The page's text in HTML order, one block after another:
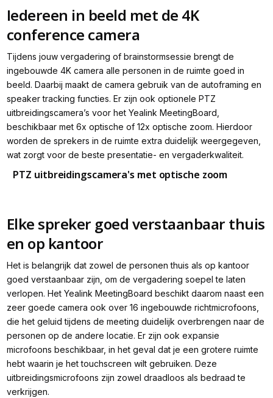
Iedereen in beeld met de 4K
conference camera
Tijdens jouw vergadering of brainstormsessie brengt de
ingebouwde 4K camera alle personen in de ruimte goed in
beeld. Daarbij maakt de camera gebruik van de autoframing en
speaker tracking functies. Er zijn ook optionele PTZ
uitbreidingscamera’s voor het Yealink MeetingBoard,
beschikbaar met 6x optische of 12x optische zoom. Hierdoor
worden de sprekers in de ruimte extra duidelijk weergegeven,
wat zorgt voor de beste presentatie- en vergaderkwaliteit.
PTZ uitbreidingscamera's met optische zoom
Elke spreker goed verstaanbaar thuis
en op kantoor
Het is belangrijk dat zowel de personen thuis als op kantoor
goed verstaanbaar zijn, om de vergadering soepel te laten
verlopen. Het Yealink MeetingBoard beschikt daarom naast een
zeer goede camera ook over 16 ingebouwde richtmicrofoons,
die het geluid tijdens de meeting duidelijk overbrengen naar de
personen op de andere locatie. Er zijn ook expansie
microfoons beschikbaar, in het geval dat je een grotere ruimte
hebt waarin je het touchscreen wilt gebruiken. Deze
uitbreidingsmicrofoons zijn zowel draadloos als bedraad te
verkrijgen.